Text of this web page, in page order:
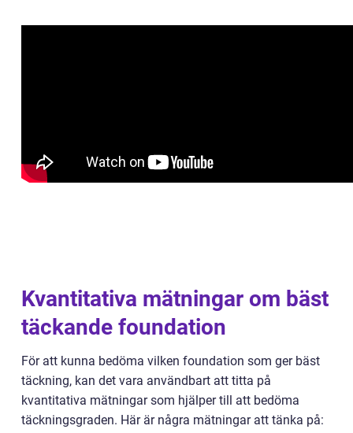
Kvantitativa mätningar om bäst
täckande foundation
För att kunna bedöma vilken foundation som ger bäst
täckning, kan det vara användbart att titta på
kvantitativa mätningar som hjälper till att bedöma
täckningsgraden. Här är några mätningar att tänka på: